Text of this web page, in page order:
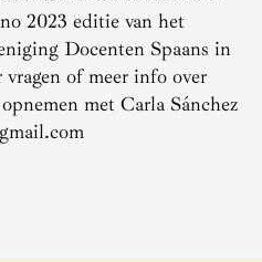
2023 editie van het
Docenten Spaans in
of meer info over
met Carla Sánchez